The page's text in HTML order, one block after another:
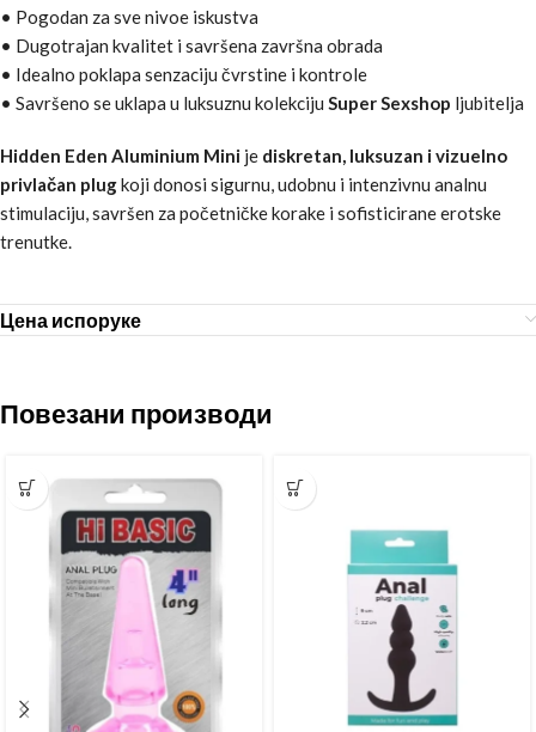
• Pogodan za sve nivoe iskustva
• Dugotrajan kvalitet i savršena završna obrada
• Idealno poklapa senzaciju čvrstine i kontrole
• Savršeno se uklapa u luksuznu kolekciju Super Sexshop ljubitelja
Hidden Eden Aluminium Mini je diskretan, luksuzan i vizuelno
privlačan plugkoji donosi sigurnu, udobnu i intenzivnu analnu
stimulaciju, savršen za početničke korake i sofisticirane erotske
trenutke.
Цена испоруке
Повезани производи